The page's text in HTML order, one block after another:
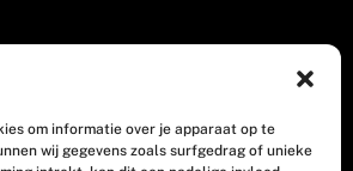
om informatie over je apparaat op te
wij gegevens zoals surfgedrag of unieke